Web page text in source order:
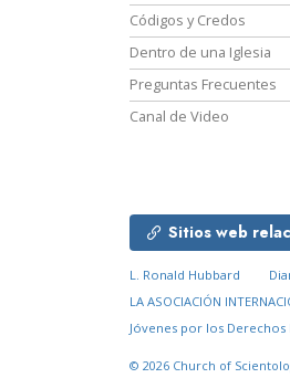
Códigos y Credos
Dentro de una Iglesia
Preguntas Frecuentes
Canal de Video
Sitios web
L. Ronald Hubbard
LA ASOCIACIÓN
Jóvenes por los Derechos
© 2026 Church of